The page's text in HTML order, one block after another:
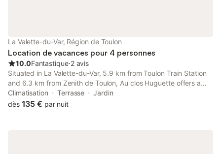
La Valette-du-Var, Région de Toulon
Location de vacances pour 4 personnes
10.0Fantastique⋅2 avis
Situated in La Valette-du-Var, 5.9 km from Toulon Train Station
and 6.3 km from Zenith de Toulon, Au clos Huguette offers a
garden and air conditioning. The property is non-smoking and is
located 31 km from Circuit Paul Ricard.
Climatisation Terrasse
Jardin
dès 135 € par nuit